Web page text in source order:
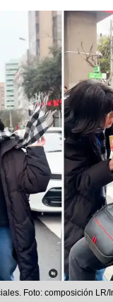
Foto: composición LR/